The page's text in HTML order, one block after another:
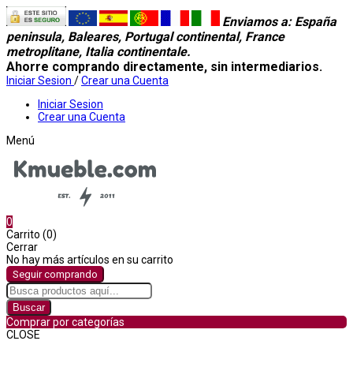
Enviamos a: España
peninsula, Baleares, Portugal continental, France
metroplitane, Italia continentale.
Ahorre comprando directamente, sin intermediarios.
Iniciar Sesion /Crear una Cuenta
Iniciar Sesion
Crear una Cuenta
Menú
0
Carrito (0)
Cerrar
No hay más artículos en su carrito
Seguir comprando
Buscar
Comprar por categorías
CLOSE